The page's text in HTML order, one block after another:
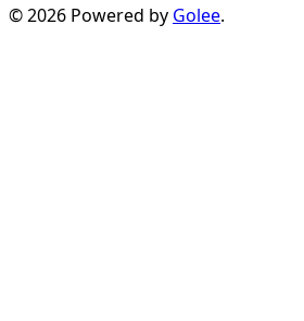
© 2026 Powered by Golee.